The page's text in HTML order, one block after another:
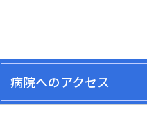
病院へのアクセス